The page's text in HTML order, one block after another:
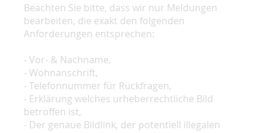
Beachten Sie bitte, dass wir nur Meldungen
bearbeiten, die exakt den folgenden
Anforderungen entsprechen:
- Vor- & Nachname,
- Wohnanschrift,
- Telefonnummer für Rückfragen,
- Erklärung welches urheberrechtliche Bild
betroffen ist,
- Der genaue Bildlink, der potentiell illegalen